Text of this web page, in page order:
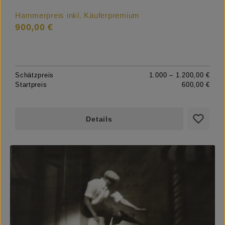
Hammerpreis inkl. Käuferpremium
900,00 €
Schätzpreis
1.000 – 1.200,00 €
Startpreis
600,00 €
Details